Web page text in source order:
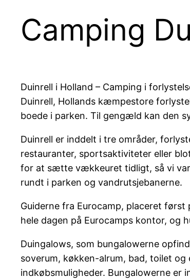
Camping
Duinrell i Holland – Camping i
Duinrell, Hollands kæmpestore
boede i parken. Til gengæld kan den
Duinrell er inddelt i tre områder,
restauranter, sportsaktiviteter eller
for at sætte vækkeuret tidligt, så vi var
rundt i parken og vandrutsjebanerne.
Guiderne fra Eurocamp, placeret
hele dagen på Eurocamps kontor,
Duingalows, som bungalowerne
soverum, køkken-alrum, bad, toilet
indkøbsmuligheder. Bungalowerne er